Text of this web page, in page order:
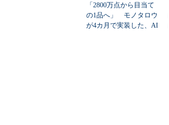
「2800万点から目当て
の1品へ」 モノタロウ
が4カ月で実装した、AI